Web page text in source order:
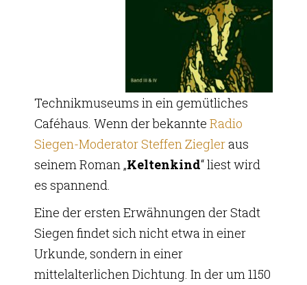
Technikmuseums in ein gemütliches
Caféhaus. Wenn der bekannte Radio
Siegen-Moderator Steffen Ziegleraus
seinem Roman „Keltenkind“ liest wird
es spannend.
Eine der ersten Erwähnungen der Stadt
Siegen findet sich nicht etwa in einer
Urkunde, sondern in einer
mittelalterlichen Dichtung. In der um 1150